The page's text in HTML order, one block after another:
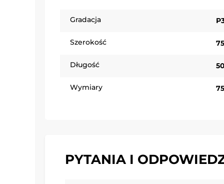
Gradacja
Szerokość
Długość
Wymiary
PYTANIA I